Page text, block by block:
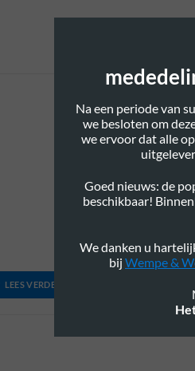
LEES VERDER
Na een periode van
we besloten om
we ervoor dat alle
Goed nieuws: de
beschikbaar!
We danken u
bij Wempe &